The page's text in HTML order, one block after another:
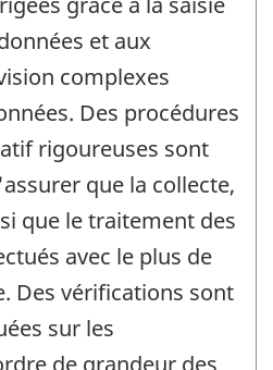
et aux
complexes
Des procédures
rigoureuses sont
que la collecte,
que le traitement des
avec le plus de
Des vérifications sont
sur les
de grandeur des